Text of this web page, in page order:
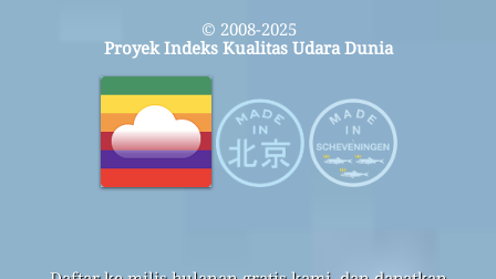
© 2008-2025
Proyek Indeks Kualitas Udara Dunia